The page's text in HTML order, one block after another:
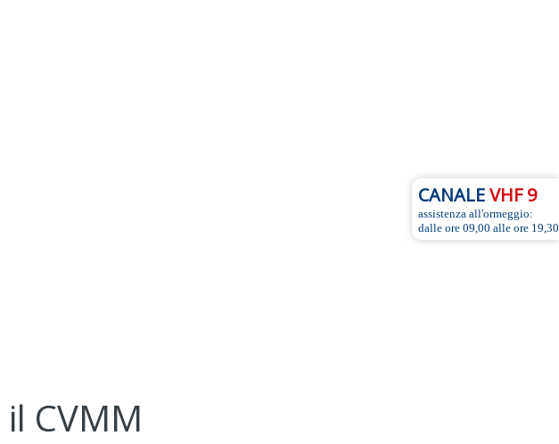
CANALEVHF 9
assistenza all'ormeggio:
dalle ore 09,00 alle ore 19,30
CVMM